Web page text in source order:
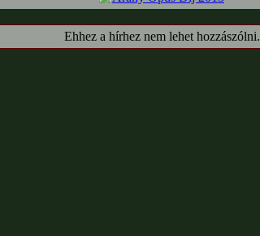
Ehhez a hírhez nem lehet hozzászólni.